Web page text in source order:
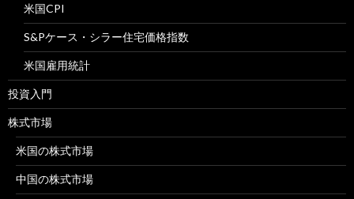
米国CPI
S&Pケース・シラー住宅価格指数
米国雇用統計
投資入門
株式市場
米国の株式市場
中国の株式市場